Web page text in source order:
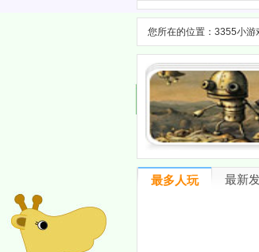
您所在的位置： 3355小游
最多人玩 最新